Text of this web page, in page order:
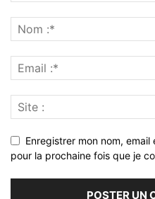
Enregistrer mon nom,
pour la prochaine fois que je